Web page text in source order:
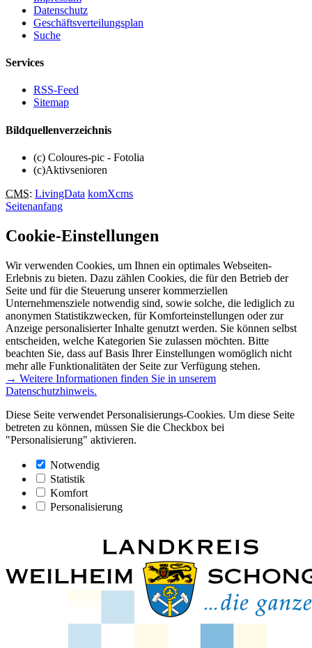
Datenschutz
Geschäftsverteilungsplan
Suche
Services
RSS-Feed
Sitemap
Bildquellenverzeichnis
(c) Coloures-pic - Fotolia
(c)Aktivsenioren
CMS: LivingData komXcms
Seitenanfang
Cookie-Einstellungen
Wir verwenden Cookies, um Ihnen ein optimales Webseiten-
Erlebnis zu bieten. Dazu zählen Cookies, die für den Betrieb der
Seite und für die Steuerung unserer kommerziellen
Unternehmensziele notwendig sind, sowie solche, die lediglich zu
anonymen Statistikzwecken, für Komforteinstellungen oder zur
Anzeige personalisierter Inhalte genutzt werden. Sie können selbst
entscheiden, welche Kategorien Sie zulassen möchten. Bitte
beachten Sie, dass auf Basis Ihrer Einstellungen womöglich nicht
mehr alle Funktionalitäten der Seite zur Verfügung stehen.
→ Weitere Informationen finden Sie in unserem
Datenschutzhinweis.
Diese Seite verwendet Personalisierungs-Cookies. Um diese Seite
betreten zu können, müssen Sie die Checkbox bei
"Personalisierung" aktivieren.
Notwendig
Statistik
Komfort
Personalisierung